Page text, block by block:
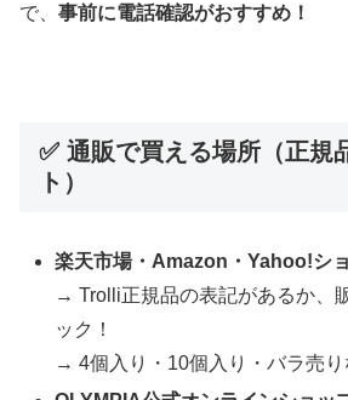
で、 事前に電話確認がおすすめ！
✅ 通販で買える場所（正規
ト）
楽天市場・Amazon・Yahoo!シ
→ Trolli正規品の表記があるか、
ック！
→ 4個入り・10個入り・バラ売り